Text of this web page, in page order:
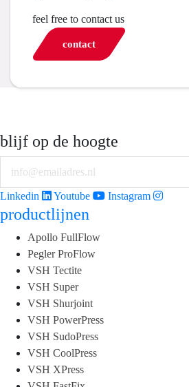
feel free to contact us
contact
blijf op de hoogte
Linkedin Youtube Instagram
productlijnen
Apollo FullFlow
Pegler ProFlow
VSH Tectite
VSH Super
VSH Shurjoint
VSH PowerPress
VSH SudoPress
VSH CoolPress
VSH XPress